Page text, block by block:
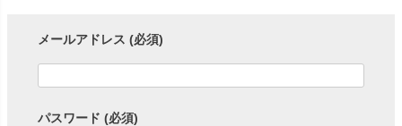
メールアドレス (必須)
パスワード (必須)